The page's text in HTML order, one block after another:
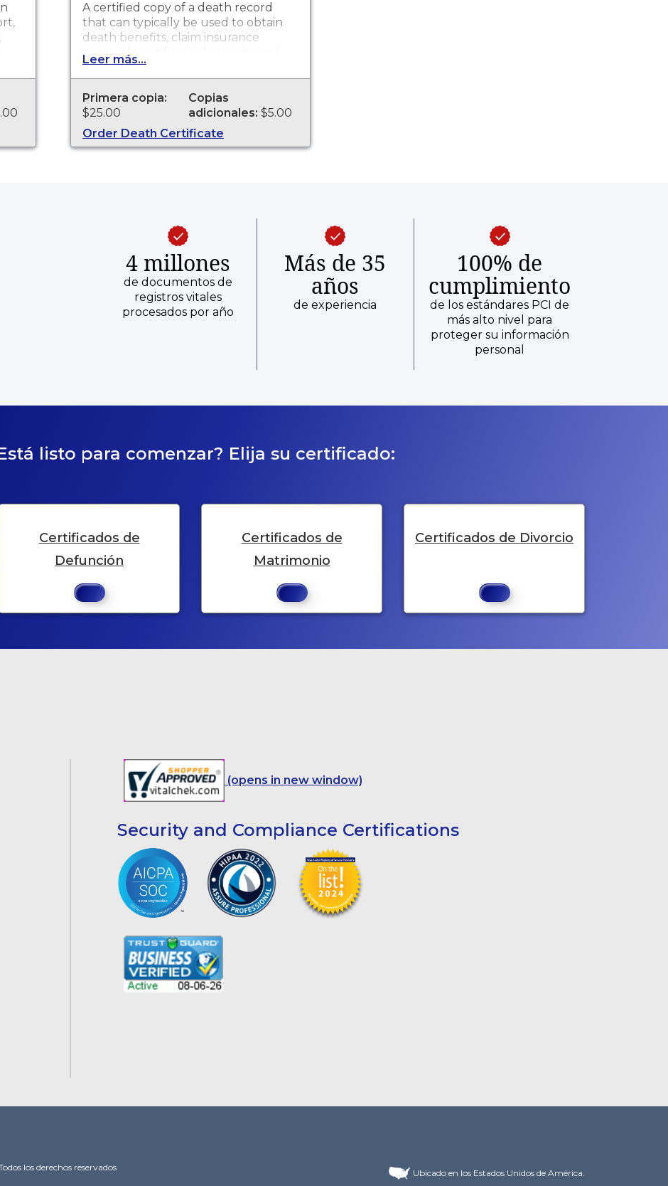
A certified copy of a death record
that can typically be used to obtain
death benefits, claim insurance
proceeds, notify social security and
other legal purposes. Death
Certificates are available for events
that occurred in Dekalb County from
1919 to present.
Leer más...
Primera copia:
$25.00
Copias
adicionales: $5.00
Order Death Certificate
4 millones
de documentos de
registros vitales
procesados por año
Más de 35
años
de experiencia
100% de
cumplimiento
de los estándares PCI de
más alto nivel para
proteger su información
personal
listo para comenzar? Elija su certificado:
Certificados de
Defunción
Certificados de
Matrimonio
Certificados de Divorcio
(opens in new window)
Security and Compliance Certifications
los derechos reservados
Ubicado en los Estados Unidos de América.